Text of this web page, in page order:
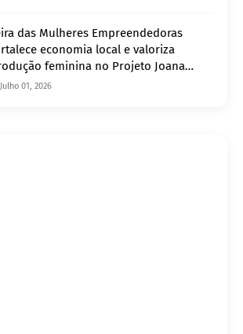
das Mulheres Empreendedoras
economia local e valoriza
feminina no Projeto Joana
Julho 01, 2026